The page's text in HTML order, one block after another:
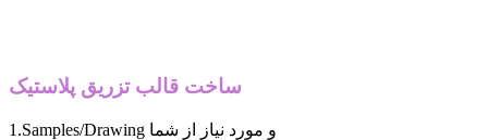
ساخت قالب تزریق پلاستیک
1.Samples/Drawing و مورد نیاز از شما